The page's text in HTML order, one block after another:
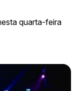
quarta-feira